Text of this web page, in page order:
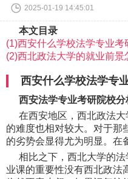
2025-01-19 14:45:01
本文目录
(1)西安什么学校法学专业考
(2)西北政法大学的就业前景
西安什么学校法学专
西安法学专业考研院校分
在西安地区，西北政法
的难度也相对较大。对于那
的劣势会显得尤为明显。在
相比之下，西北大学的
业课的重要性没有西北政法